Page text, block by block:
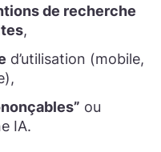
de recherche
,
d’utilisation (mobile,
ou
IA.